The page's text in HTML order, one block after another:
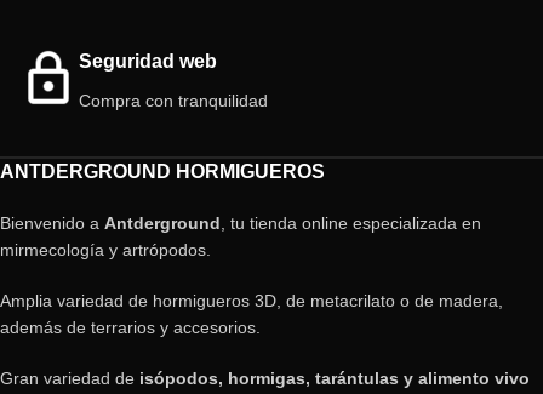
Seguridad web
Compra con tranquilidad
ANTDERGROUND HORMIGUEROS
Bienvenido a Antderground, tu tienda online especializada en
mirmecología y artrópodos.
Amplia variedad de hormigueros 3D, de metacrilato o de madera,
además de terrarios y accesorios.
Gran variedad de isópodos, hormigas, tarántulas y alimento vivo